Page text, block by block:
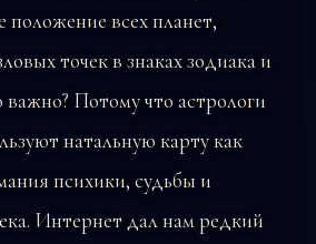
положение всех планет,
точек в знаках зодиака и
Потому что астрологи
натальную карту как
психики, судьбы и
Интернет дал нам редкий